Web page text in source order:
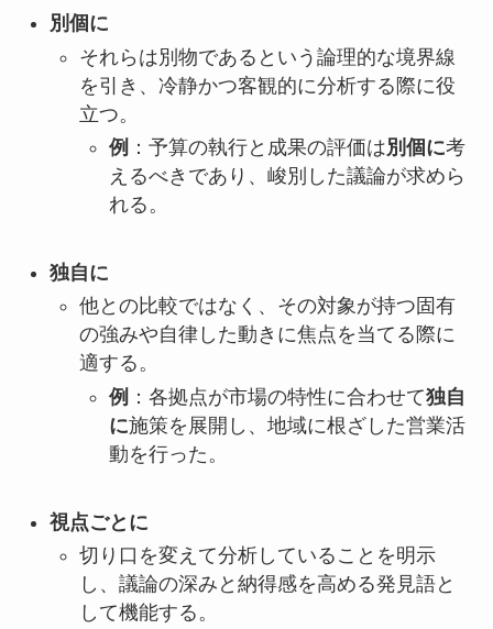
別個に
それらは別物であるという論理的な境界線
を引き、冷静かつ客観的に分析する際に役
立つ。
例 ：予算の執行と成果の評価は別個に考
えるべきであり、峻別した議論が求めら
れる。
独自に
他との比較ではなく、その対象が持つ固有
の強みや自律した動きに焦点を当てる際に
適する。
例 ：各拠点が市場の特性に合わせて独自
に施策を展開し、地域に根ざした営業活
動を行った。
視点ごとに
切り口を変えて分析していることを明示
し、議論の深みと納得感を高める発見語と
して機能する。